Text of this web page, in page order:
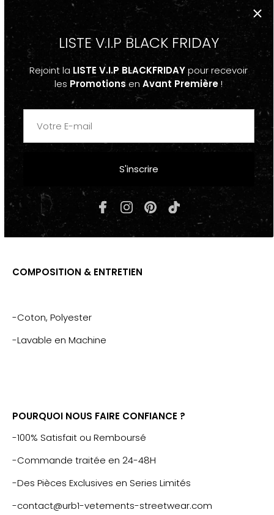
PPS: Si tu as un doute, réfère-toi au guide des taille
DESCRIPTION
-Sweatshirt Hoodie à capuche Tie and Dye Délavé
Streetwear Violet, Blanc
-Pour Homme et Femme
-Look, Fashion, mode, Tendance
COMPOSITION & ENTRETIEN
-Coton, Polyester
-Lavable en Machine
LISTE V.I.P BLACK FRIDAY
Rejoint la LISTE V.I.P BLACKFRIDAYpour recevoir
les Promotions en Avant Première!
S'inscrire
POURQUOI NOUS FAIRE CONFIANCE ?
-100% Satisfait ou Remboursé
-Commande traitée en 24-48H
-Des Pièces Exclusives en Series Limités
-contact@urb1-vetements-streetwear.com